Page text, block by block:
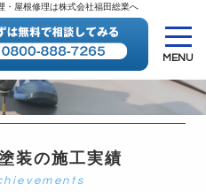
・屋根修理は株式会社福田総業へ
MENU
装の施工実績